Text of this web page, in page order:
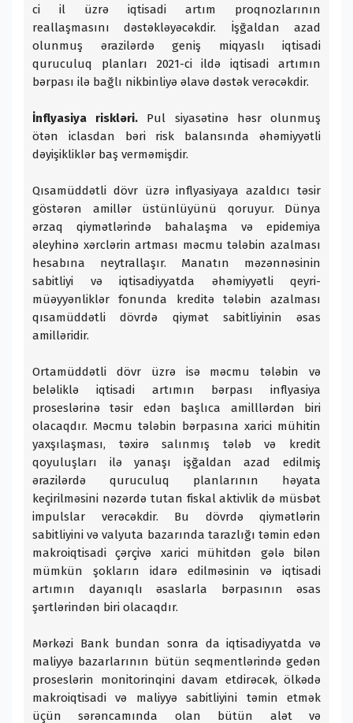
ci il üzrə iqtisadi artım proqnozlarının
reallaşmasını dəstəkləyəcəkdir. İşğaldan azad
olunmuş ərazilərdə geniş miqyaslı iqtisadi
quruculuq planları 2021-ci ildə iqtisadi artımın
bərpası ilə bağlı nikbinliyə əlavə dəstək verəcəkdir.
İnflyasiya riskləri. Pul siyasətinə həsr olunmuş
ötən iclasdan bəri risk balansında əhəmiyyətli
dəyişikliklər baş verməmişdir.
Qısamüddətli dövr üzrə inflyasiyaya azaldıcı təsir
göstərən amillər üstünlüyünü qoruyur. Dünya
ərzaq qiymətlərində bahalaşma və epidemiya
əleyhinə xərclərin artması məcmu tələbin azalması
hesabına neytrallaşır. Manatın məzənnəsinin
sabitliyi və iqtisadiyyatda əhəmiyyətli qeyri-
müəyyənliklər fonunda kreditə tələbin azalması
qısamüddətli dövrdə qiymət sabitliyinin əsas
amilləridir.
Ortamüddətli dövr üzrə isə məcmu tələbin və
beləliklə iqtisadi artımın bərpası inflyasiya
proseslərinə təsir edən başlıca amilllərdən biri
olacaqdır. Məcmu tələbin bərpasına xarici mühitin
yaxşılaşması, təxirə salınmış tələb və kredit
qoyuluşları ilə yanaşı işğaldan azad edilmiş
ərazilərdə quruculuq planlarının həyata
keçirilməsini nəzərdə tutan fiskal aktivlik də müsbət
impulslar verəcəkdir. Bu dövrdə qiymətlərin
sabitliyini və valyuta bazarında tarazlığı təmin edən
makroiqtisadi çərçivə xarici mühitdən gələ bilən
mümkün şokların idarə edilməsinin və iqtisadi
artımın dayanıqlı əsaslarla bərpasının əsas
şərtlərindən biri olacaqdır.
Mərkəzi Bank bundan sonra da iqtisadiyyatda və
maliyyə bazarlarının bütün seqmentlərində gedən
proseslərin monitorinqini davam etdirəcək, ölkədə
makroiqtisadi və maliyyə sabitliyini təmin etmək
üçün sərəncamında olan bütün alət və